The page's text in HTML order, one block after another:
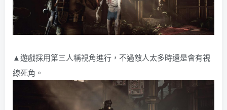
▲遊戲採用第三人稱視角進行，不過敵人太多時還是會有視
線死角。